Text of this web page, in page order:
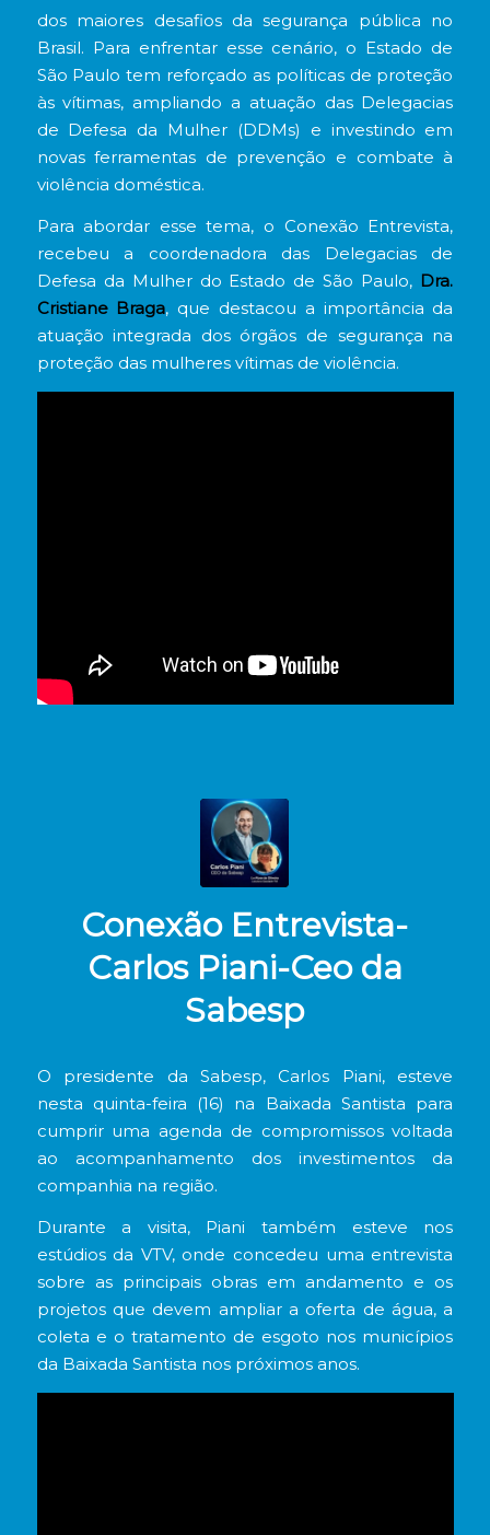
dos maiores desafios da segurança pública no
Brasil. Para enfrentar esse cenário, o Estado de
São Paulo tem reforçado as políticas de proteção
às vítimas, ampliando a atuação das Delegacias
de Defesa da Mulher (DDMs) e investindo em
novas ferramentas de prevenção e combate à
violência doméstica.
Para abordar esse tema, o Conexão Entrevista,
recebeu a coordenadora das Delegacias de
Defesa da Mulher do Estado de São Paulo, Dra.
Cristiane Braga, que destacou a importância da
atuação integrada dos órgãos de segurança na
proteção das mulheres vítimas de violência.
Conexão Entrevista-
Carlos Piani-Ceo da
Sabesp
O presidente da Sabesp, Carlos Piani, esteve
nesta quinta-feira (16) na Baixada Santista para
cumprir uma agenda de compromissos voltada
ao acompanhamento dos investimentos da
companhia na região.
Durante a visita, Piani também esteve nos
estúdios da VTV, onde concedeu uma entrevista
sobre as principais obras em andamento e os
projetos que devem ampliar a oferta de água, a
coleta e o tratamento de esgoto nos municípios
da Baixada Santista nos próximos anos.